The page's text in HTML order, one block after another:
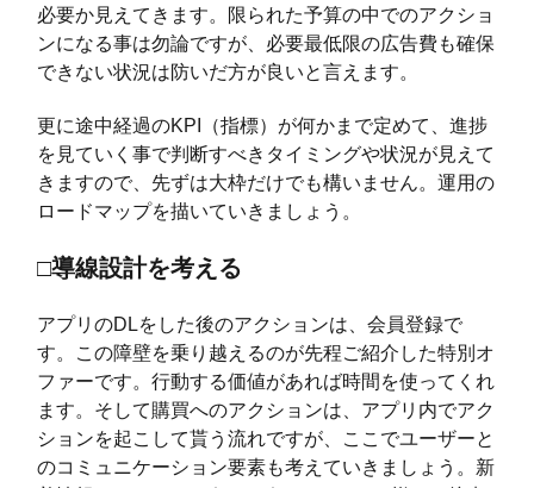
必要か見えてきます。限られた予算の中でのアクショ
ンになる事は勿論ですが、必要最低限の広告費も確保
できない状況は防いだ方が良いと言えます。
更に途中経過のKPI（指標）が何かまで定めて、進捗
を見ていく事で判断すべきタイミングや状況が見えて
きますので、先ずは大枠だけでも構いません。運用の
ロードマップを描いていきましょう。
□導線設計を考える
アプリのDLをした後のアクションは、会員登録で
す。この障壁を乗り越えるのが先程ご紹介した特別オ
ファーです。行動する価値があれば時間を使ってくれ
ます。そして購買へのアクションは、アプリ内でアク
ションを起こして貰う流れですが、ここでユーザーと
のコミュニケーション要素も考えていきましょう。新